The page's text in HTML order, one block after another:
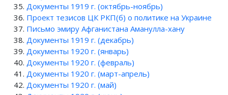
Документы 1919 г. (октябрь-ноябрь)
Проект тезисов ЦК РКП(б) о политике на Украине
Письмо эмиру Афганистана Аманулла-хану
Документы 1919 г. (декабрь)
Документы 1920 г. (январь)
Документы 1920 г. (февраль)
Документы 1920 г. (март-апрель)
Документы 1920 г. (май)